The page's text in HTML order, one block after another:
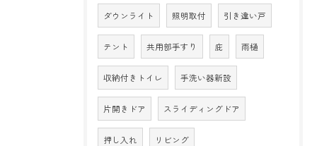
ダウンライト 照明取付 引き違い戸
テント 共用部手すり 庇 雨樋
収納付きトイレ 手洗い器新設
片開きドア スライディングドア
押し入れ リビング